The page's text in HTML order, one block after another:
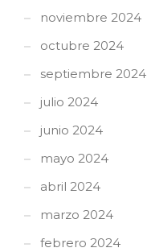
noviembre 2024
octubre 2024
septiembre 2024
julio 2024
junio 2024
mayo 2024
abril 2024
marzo 2024
febrero 2024